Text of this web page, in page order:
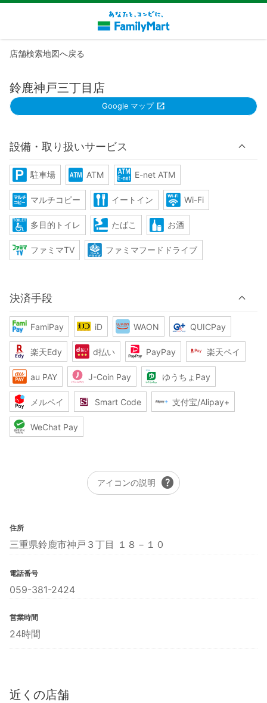
店舗検索地図へ戻る
鈴鹿神戸三丁目店
Google マップ
設備・取り扱いサービス
駐車場 ATM E-net ATM
マルチコピー イートイン Wi-Fi
多目的トイレ たばこ お酒
ファミマTV ファミマフードドライブ
決済手段
FamiPay iD WAON QUICPay
楽天Edy d払い PayPay 楽天ペイ
au PAY J-Coin Pay ゆうちょPay
メルペイ Smart Code 支付宝/Alipay+
WeChat Pay
アイコンの説明 help
住所
三重県鈴鹿市神戸３丁目 １８－１０
電話番号
059-381-2424
営業時間
24時間
近くの店舗